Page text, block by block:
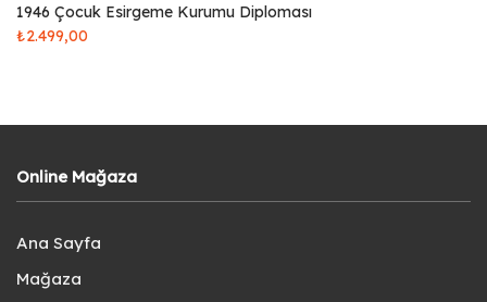
1946 Çocuk Esirgeme Kurumu Diploması
₺2.499,00
Online Mağaza
Ana Sayfa
Mağaza